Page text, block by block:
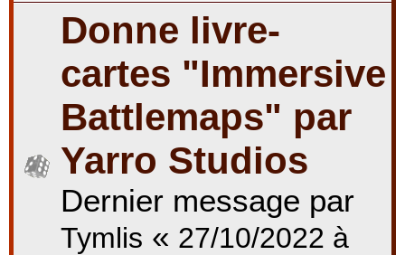
Donne livre-
cartes "Immersive
Battlemaps" par
Yarro Studios
Dernier message par
Tymlis « 27/10/2022 à